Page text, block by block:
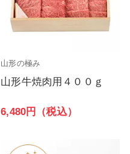
山形の極み
山形牛焼肉用４００ｇ
6,480円（税込）